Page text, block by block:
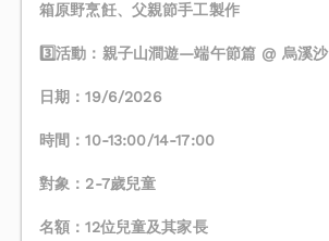
箱原野烹飪、父親節手工製作
3️⃣活動：親子山澗遊—端午節篇 @ 烏溪沙
日期：19/6/2026
時間：10-13:00/14-17:00
對象：2-7歲兒童
名額：12位兒童及其家長